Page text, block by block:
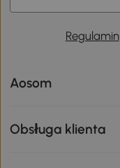
Regulamin
Aosom
Obsługa klienta